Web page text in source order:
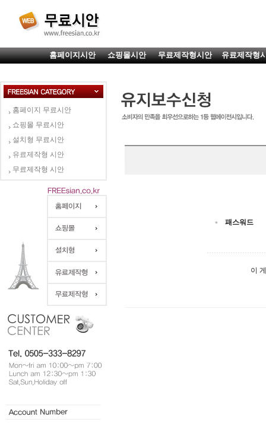
홈페이지시안 쇼핑몰시안 무료제작형시안 유료제작형
홈페이지 무료시안
쇼핑몰 무료시안
설치형 무료시안
유료제작형 시안
무료제작형 시안
패스워드
이